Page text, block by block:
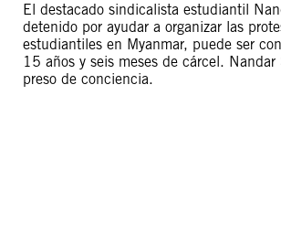
El destacado sindicalista estudiantil
detenido por ayudar a organizar las
estudiantiles en Myanmar, puede ser
15 años y seis meses de cárcel.
preso de conciencia.